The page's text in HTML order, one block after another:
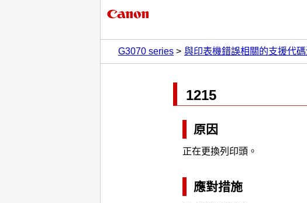
G3070 series 與印表機錯誤相關的支援代
1215
原因
正在更換列印頭 。
應對措施